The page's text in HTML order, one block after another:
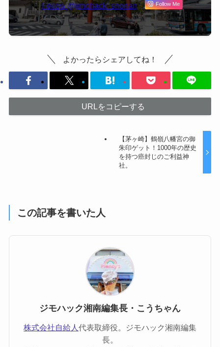
Follow @jimohack_shonan Follow Me
よかったらシェアしてね！
URLをコピーする
【茅ヶ崎】鶴嶺八幡宮の御
朱印ゲット！1000年の歴史
を持つ癌封じのご利益神
社。
この記事を書いた人
ジモハック湘南編集長・こうちゃん
株式会社自給人 代表取締役。ジモハック湘南編集
長。